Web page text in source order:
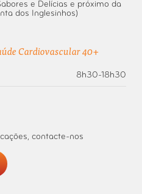
e Delícias e próximo da
dos Inglesinhos)
Cardiovascular 40+
8h30-18h30
contacte-nos